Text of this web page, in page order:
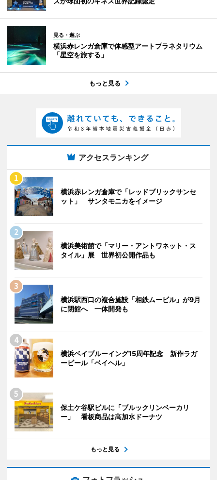
見る・遊ぶ
横浜赤レンガ倉庫で体感型アートプラネタリウム
「星空を旅する」
もっと見る
アクセスランキング
横浜赤レンガ倉庫で「レッドブリックサンセ
ット」 サンタモニカをイメージ
横浜美術館で「マリー・アントワネット・ス
タイル」展 世界初公開作品も
横浜駅西口の複合施設「相鉄ムービル」が9月
に閉館へ 一体開発も
横浜ベイブルーイング15周年記念 新作ラガ
ービール「ベイヘル」
保土ケ谷駅ビルに「ブルックリンベーカリ
ー」 看板商品は高加水ドーナツ
もっと見る